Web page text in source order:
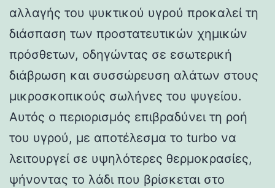
αλλαγής του ψυκτικού υγρού προκαλεί τη
διάσπαση των προστατευτικών χημικών
πρόσθετων, οδηγώντας σε εσωτερική
διάβρωση και συσσώρευση αλάτων στους
μικροσκοπικούς σωλήνες του ψυγείου.
Αυτός ο περιορισμός επιβραδύνει τη ροή
του υγρού, με αποτέλεσμα το turbo να
λειτουργεί σε υψηλότερες θερμοκρασίες,
ψήνοντας το λάδι που βρίσκεται στο